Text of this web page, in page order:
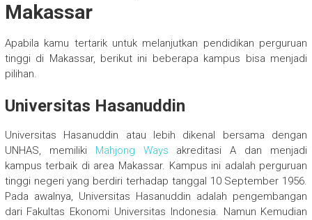
Makassar
Apabila kamu tertarik untuk melanjutkan pendidikan perguruan
tinggi di Makassar, berikut ini beberapa kampus bisa menjadi
pilihan.
Universitas Hasanuddin
Universitas Hasanuddin atau lebih dikenal bersama dengan
UNHAS, memiliki Mahjong Ways akreditasi A dan menjadi
kampus terbaik di area Makassar. Kampus ini adalah perguruan
tinggi negeri yang berdiri terhadap tanggal 10 September 1956.
Pada awalnya, Universitas Hasanuddin adalah pengembangan
dari Fakultas Ekonomi Universitas Indonesia. Namun Kemudian